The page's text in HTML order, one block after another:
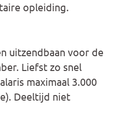
opleiding.
uitzendbaan voor de
Liefst zo snel
maximaal 3.000
Deeltijd niet